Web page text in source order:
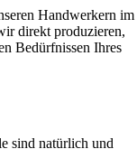
Handwerkern im
direkt produzieren,
Bedürfnissen Ihres
sind natürlich und